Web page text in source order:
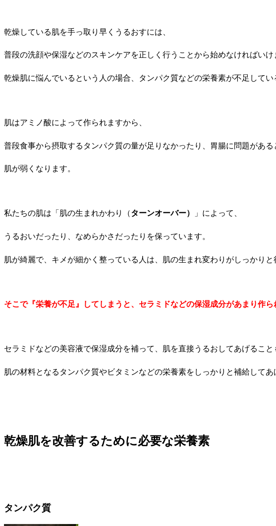
乾燥している肌を手っ取り早くうるおすには、
普段の洗顔や保湿などのスキンケアを正しく行うことから始めなければいけ
乾燥肌に悩んでいるという人の場合、タンパク質などの栄養素が不足してい
肌はアミノ酸によって作られますから、
普段食事から摂取するタンパク質の量が足りなかったり、胃腸に問題がある
肌が弱くなります。
私たちの肌は「肌の生まれかわり（ターンオーバー） 」によって、
うるおいだったり、なめらかさだったりを保っています。
肌が綺麗で、キメが細かく整っている人は、肌の生まれ変わりがしっかりと
そこで『栄養が不足』してしまうと、セラミドなどの保湿成分があまり作ら
セラミドなどの美容液で保湿成分を補って、肌を直接うるおしてあげること
肌の材料となるタンパク質やビタミンなどの栄養素をしっかりと補給してあ
乾燥肌を改善するために必要な栄養素
タンパク質